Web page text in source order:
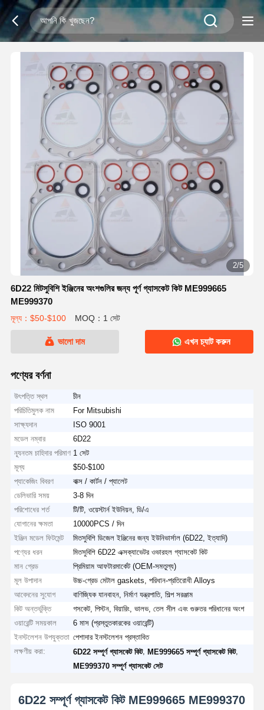
2/5
6D22 মিটসুবিশি ইঞ্জিনের অংশগুলির জন্য পূর্ণ গ্যাসকেট কিট ME999665
ME999370
মূল্য：$50-$100 MOQ：1 সেট
ভালো দাম এখন চ্যাট করুন
পণ্যের বর্ণনা
উৎপত্তি স্থল
চীন
পরিচিতিমুলক নাম
For Mitsubishi
সাক্ষ্যদান
ISO 9001
মডেল নম্বার
6D22
ন্যূনতম চাহিদার পরিমাণ 1 সেট
মূল্য
$50-$100
প্যাকেজিং বিবরণ
বাক্স / কার্টন / প্যালেট
ডেলিভারি সময়
3-8 দিন
পরিশোধের শর্ত
টি/টি, ওয়েস্টার্ন ইউনিয়ন, ডি/এ
যোগানের ক্ষমতা
10000PCS / দিন
ইঞ্জিন মডেল ফিটমেন্ট
মিতসুবিশি ডিজেল ইঞ্জিনের জন্য ইউনিভার্সাল (6D22, ইত্যাদি)
পণ্যের ধরন
মিতসুবিশি 6D22 এক্সক্যাভেটর ওভারহল গ্যাসকেট কিট
মান গ্রেড
প্রিমিয়াম আফটারমার্কেট (OEM-সমতুল্য)
মূল উপাদান
উচ্চ-গ্রেড মেটাল gaskets, পরিধান-প্রতিরোধী Alloys
আবেদনের সুযোগ
বাণিজ্যিক যানবাহন, নির্মাণ যন্ত্রপাতি, শিল্প সরঞ্জাম
কিট অন্তর্ভুক্তি
গসকেট, পিস্টন, বিয়ারিং, ভালভ, তেল সীল এবং গুরুতর পরিধানের অংশ
ওয়ারেন্টি সময়কাল
6 মাস (প্রস্তুতকারকের ওয়ারেন্টি)
ইনস্টলেশন উপযুক্ততা পেশাদার ইনস্টলেশন প্রস্তাবিত
লক্ষণীয় করা:
6D22 সম্পূর্ণ গ্যাসকেট কিট,ME999665 সম্পূর্ণ গ্যাসকেট কিট,
ME999370 সম্পূর্ণ গ্যাসকেট সেট
6D22 সম্পূর্ণ গ্যাসকেট কিট ME999665 ME999370